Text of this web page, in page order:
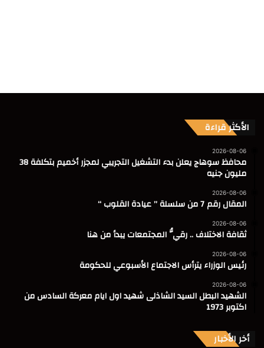
الأكثر قراءة
2026-08-06
محافظ سوهاج يعلن بدء التشغيل التجريبي لمجزر أخميم بتكلفة 38
مليون جنيه
2026-08-06
المقال رقم 7 من سلسلة ” عيادة القلوب “
2026-08-06
ثقافة الاختلاف .. رقيُّ المجتمعات يبدأ من هنا
2026-08-06
رئيس الوزراء يترأس الاجتماع الأسبوعي للحكومة
2026-08-06
الشهيد البطل السيد الشاذلى شهيد اول ايام معركة السادس من
اكتوبر 1973
أخر الأخبار